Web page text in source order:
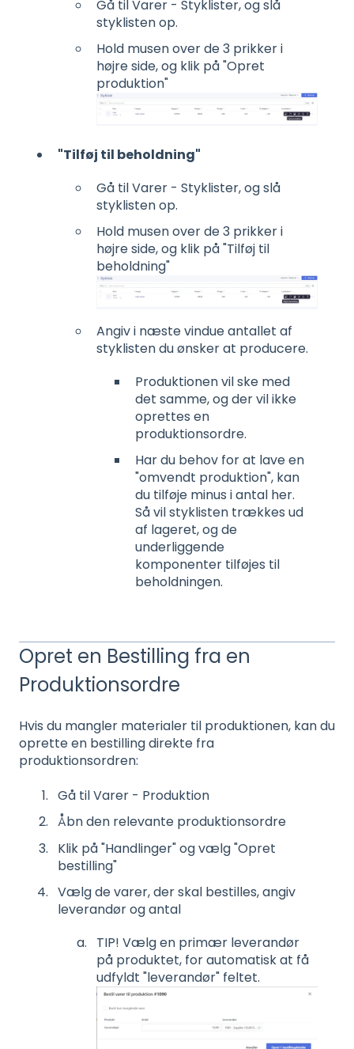
Gå til Varer - Styklister, og slå
styklisten op.
Hold musen over de 3 prikker i
højre side, og klik på "Opret
produktion"
"Tilføj til beholdning"
Gå til Varer - Styklister, og slå
styklisten op.
Hold musen over de 3 prikker i
højre side, og klik på "Tilføj til
beholdning"
Angiv i næste vindue antallet af
styklisten du ønsker at producere.
Produktionen vil ske med
det samme, og der vil ikke
oprettes en
produktionsordre.
Har du behov for at lave en
"omvendt produktion", kan
du tilføje minus i antal her.
Så vil styklisten trækkes ud
af lageret, og de
underliggende
komponenter tilføjes til
beholdningen.
Opret en Bestilling fra en
Produktionsordre
Hvis du mangler materialer til produktionen, kan du
oprette en bestilling direkte fra
produktionsordren:
Gå til Varer - Produktion
Åbn den relevante produktionsordre
Klik på "Handlinger" og vælg "Opret
bestilling"
Vælg de varer, der skal bestilles, angiv
leverandør og antal
TIP! Vælg en primær leverandør
på produktet, for automatisk at få
udfyldt "leverandør" feltet.